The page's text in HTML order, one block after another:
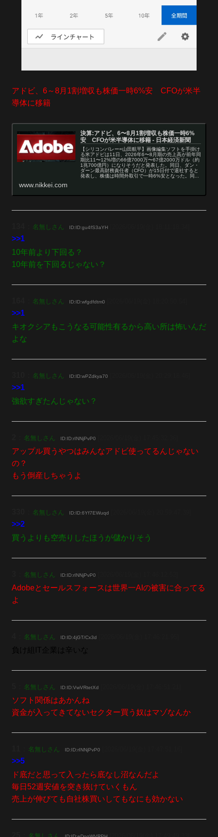
アドビ、6～8月1割増収も株価一時6%安 CFOが米半
導体に移籍
決算:アドビ、6〜8月1割増収も株価一時6%
安 CFOが米半導体に移籍 - 日本経済新聞
【シリコンバレー=山田航平】画像編集ソフトを手掛け
る米アドビは11日、2026年6〜8月期の売上高が前年同
期比11〜12%増の66億7000万〜67億2000万ドル（約
1兆700億円）になりそうだと発表した。同日、ダン・
ダーン最高財務責任者（CFO）が15日付で退社すると
発表し、株価は時間外取引で一時6%安となった。同...
www.nikkei.com
名無しさん ID:ID:gu4fS3aYH
>>1
10年前より下回る？
10年前を下回るじゃない？
名無しさん ID:ID:wfgdfdtm0
>>1
キオクシアもこうなる可能性有るから高い所は怖いんだ
よな
名無しさん ID:ID:wPZdkya70
>>1
強欲すぎたんじゃない？
名無しさん ID:ID:rINNjPvP0
アップル買うやつはみんなアドビ使ってるんじゃない
の？
もう倒産しちゃうよ
名無しさん ID:ID:6Yf7EWuqd
>>2
買うよりも空売りしたほうが儲かりそう
名無しさん ID:ID:rINNjPvP0
Adobeとセールスフォースは世界一AIの被害に合ってる
よ
名無しさん ID:ID:4jGT/Cx3d
負け組IT企業は辛いな
名無しさん ID:ID:VwVRtetXd
ソフト関係はあかんね
資金が入ってきてないセクター買う奴はマゾなんか
名無しさん ID:ID:rINNjPvP0
>>5
ド底だと思って入ったら底なし沼なんだよ
毎日52週安値を突き抜けていくもん
売上が伸びても自社株買いしてもなにも効かない